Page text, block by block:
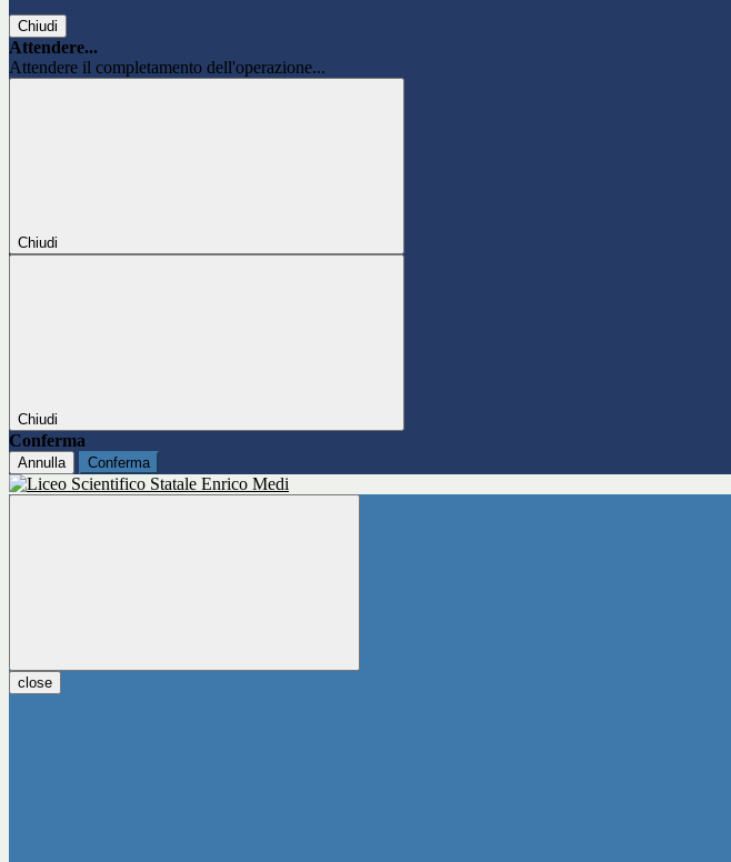
Chiudi
Attendere...
Attendere il completamento dell'operazione...
Chiudi
Chiudi
Conferma
Annulla Conferma
close